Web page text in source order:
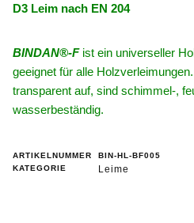
D3 Leim nach EN 204
BINDAN®-Fist ein universeller
geeignet für alle
transparent auf, sind schimmel-,
wasserbeständig.
ARTIKELNUMMER
BIN-HL-BF005
KATEGORIE
Leime